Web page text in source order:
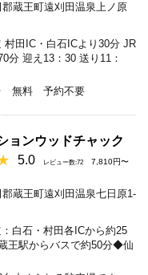
蔵王町遠刈田温泉上ノ原
村田IC・白石ICより30分 JR
分 迎え13：30 送り11：
無料 予約不要
ンウッドチャック
5.0 レビュー数:72
7,810円〜
蔵王町遠刈田温泉七日原1-
白石・村田各ICから約25
王駅からバスで約50分◆仙